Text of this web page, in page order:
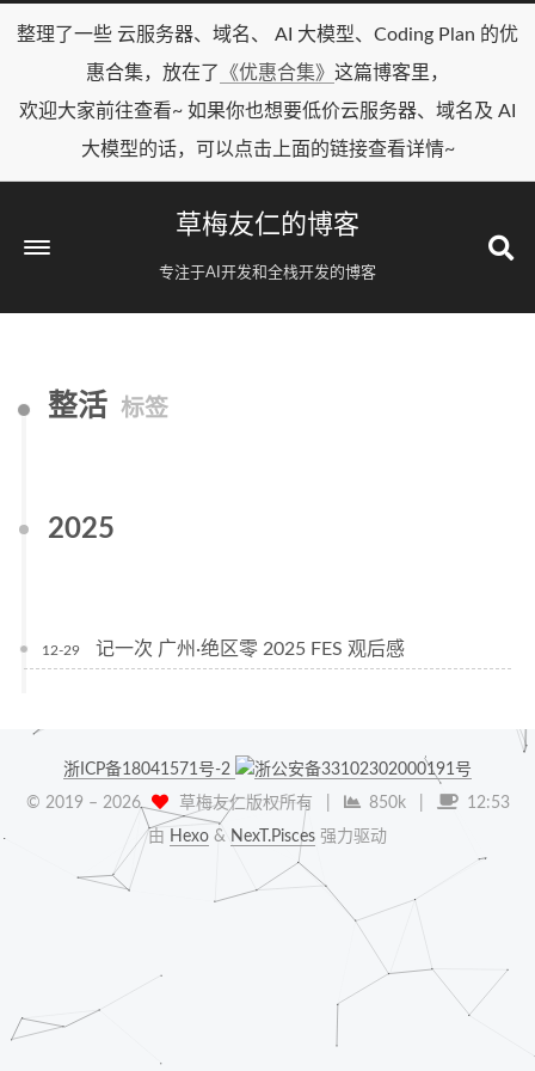
整理了一些 云服务器、域名、 AI 大模型、Coding Plan 的优
惠合集，放在了
《优惠合集》 这篇博客里，
欢迎大家前往查看~ 如果你也想要低价云服务器、域名及 AI
大模型的话，可以点击上面的链接查看详情~
草梅友仁的博客
专注于AI开发和全栈开发的博客
整活 标签
2025
12-29 记一次 广州·绝区零 2025 FES 观后感
浙ICP备18041571号-2
浙公安备33102302000191号
© 2019 – 2026 草梅友仁版权所有 850k
12:53
由 Hexo & NexT.Pisces 强力驱动